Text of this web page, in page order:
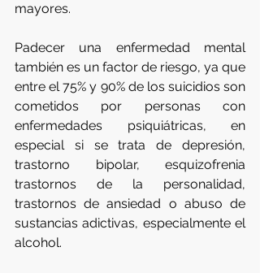
mayores.
Padecer una enfermedad mental
también es un factor de riesgo, ya que
entre el 75% y 90% de los suicidios son
cometidos por personas con
enfermedades psiquiátricas, en
especial si se trata de depresión,
trastorno bipolar, esquizofrenia
trastornos de la personalidad,
trastornos de ansiedad o abuso de
sustancias adictivas, especialmente el
alcohol.